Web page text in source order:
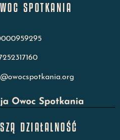
SPOTKANIA
DZIAŁALNOŚĆ